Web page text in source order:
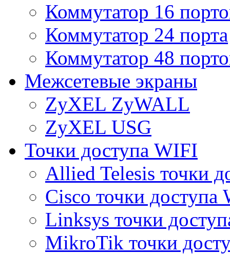
Коммутатор 16
Коммутатор 24 порта
Коммутатор 48
Межсетевые экраны
ZyXEL ZyWALL
ZyXEL USG
Точки доступа WIFI
Allied Telesis точки
Cisco точки доступа
Linksys точки
MikroTik точки